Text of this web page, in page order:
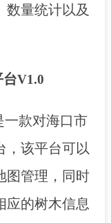
数量统计以及
台V1.0
一款对海口市
，该平台可以
图管理，同时
应的树木信息